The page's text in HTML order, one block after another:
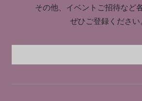
その他、イベントご招待など
ぜひご登録ください。